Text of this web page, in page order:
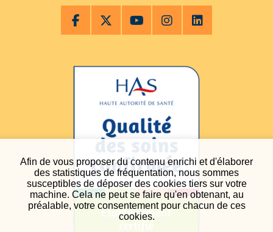
Afin de vous proposer du contenu enrichi et d'élaborer
des statistiques de fréquentation, nous sommes
susceptibles de déposer des cookies tiers sur votre
machine. Cela ne peut se faire qu'en obtenant, au
préalable, votre consentement pour chacun de ces
cookies.